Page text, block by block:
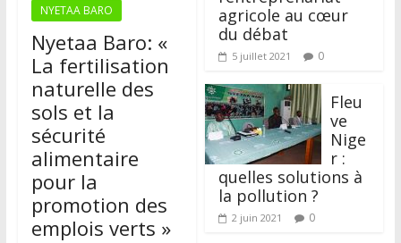
NYETAA BARO
Nyetaa Baro: «
La fertilisation
naturelle des
sols et la
sécurité
alimentaire
pour la
promotion des
emplois verts »
agricole au cœur
du débat
5 juillet 2021 0
Fleu
ve
Nige
r :
quelles solutions à
la pollution ?
2 juin 2021 0